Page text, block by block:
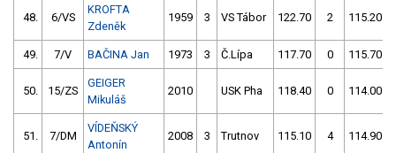
48. 6/VS
KROFTA
Zdeněk
1959 3 VS Tábor 122.70 2 115.20
49. 7/V BAČINA Jan 1973 3 Č.Lípa 117.70 0 115.70
50. 15/ZS
GEIGER
Mikuláš
2010 USK Pha 118.40 0 114.00
51. 7/DM
VÍDEŇSKÝ
Antonín
2008 3 Trutnov 115.10 4 114.90